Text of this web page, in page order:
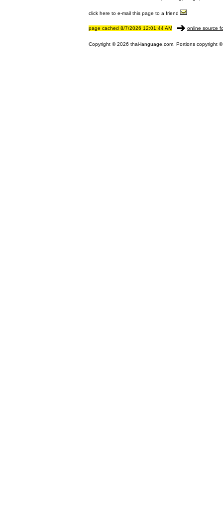
click here to e-mail this page to a friend
page cached 8/7/2026 12:01:44 AM online source
Copyright © 2026 thai-language.com. Portions copyright